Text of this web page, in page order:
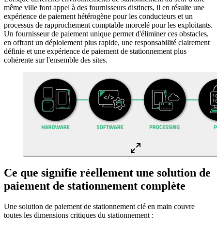
même ville font appel à des fournisseurs distincts, il en résulte une
expérience de paiement hétérogène pour les conducteurs et un
processus de rapprochement comptable morcelé pour les exploitants.
Un fournisseur de paiement unique permet d'éliminer ces obstacles,
en offrant un déploiement plus rapide, une responsabilité clairement
définie et une expérience de paiement de stationnement plus
cohérente sur l'ensemble des sites.
Ce que signifie réellement une solution de
paiement de stationnement complète
Une solution de paiement de stationnement clé en main couvre
toutes les dimensions critiques du stationnement :